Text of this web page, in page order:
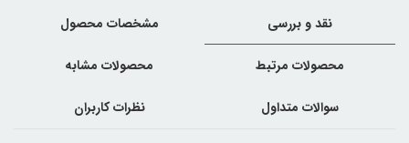
نقد و بررسی مشخصات محصول
محصولات مرتبط محصولات مشابه
سوالات متداول نظرات کاربران